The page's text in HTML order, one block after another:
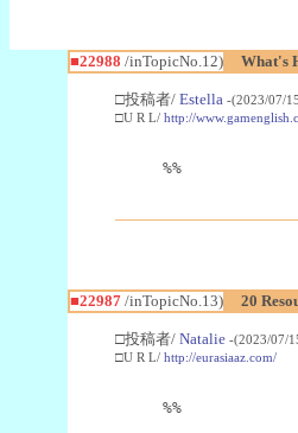
■22988 /inTopicNo.12) What's
□投稿者/ Estella -(2023/07/
□U R L/ http://
%%
■22987/inTopicNo.13) 20
□投稿者/ Natalie -(2023/07/
□U R L/ http://eurasiaaz.com/
%%